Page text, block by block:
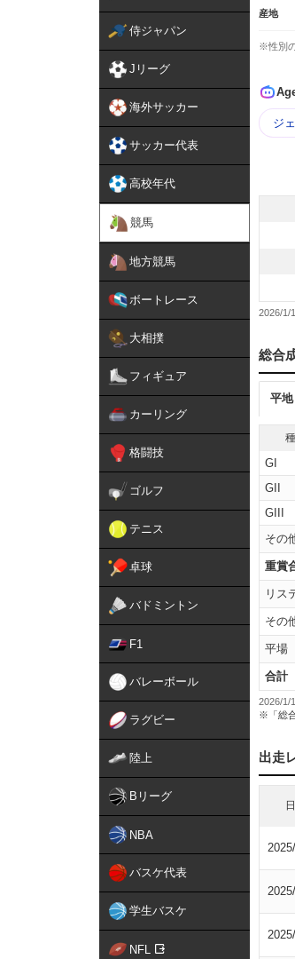
侍ジャパン
Jリーグ
海外サッカー
サッカー代表
高校年代
競馬
地方競馬
ボートレース
大相撲
フィギュア
カーリング
格闘技
ゴルフ
テニス
卓球
バドミントン
F1
バレーボール
ラグビー
陸上
Bリーグ
NBA
バスケ代表
学生バスケ
NFL
産地
※性別
ジ
2026/1/
総合
平地
GI
GII
GIII
その
重賞
リス
その
平場
合計
2026/1/
※「総
出走